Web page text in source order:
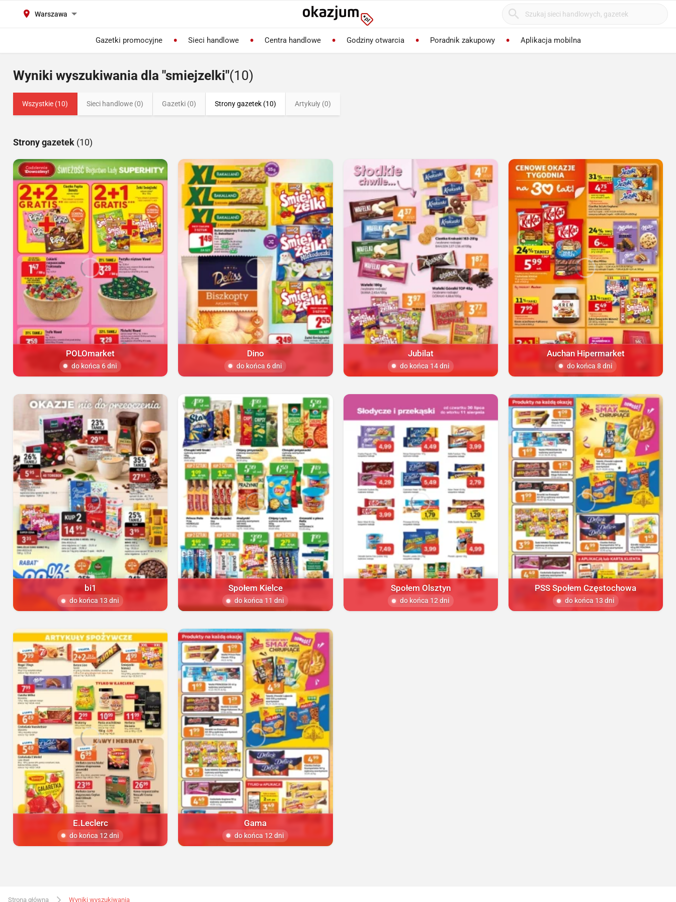
Warszawa
Gazetki promocyjne Sieci handlowe Centra handlowe Godziny otwarcia Poradnik zakupowy Aplikacja mobilna
Wyniki wyszukiwania dla "smiejzelki"(10)
Wszystkie (10) Sieci handlowe (0) Gazetki (0) Strony gazetek (10) Artykuły (0)
Strony gazetek (10)
POLOmarket
do końca 6 dni
Dino
do końca 6 dni
Jubilat
do końca 14 dni
Auchan Hipermarket
do końca 8 dni
bi1
do końca 13 dni
Społem Kielce
do końca 11 dni
Społem Olsztyn
do końca 12 dni
PSS Społem Częstochowa
do końca 13 dni
E.Leclerc
do końca 12 dni
Gama
do końca 12 dni
Strona główna Wyniki wyszukiwania